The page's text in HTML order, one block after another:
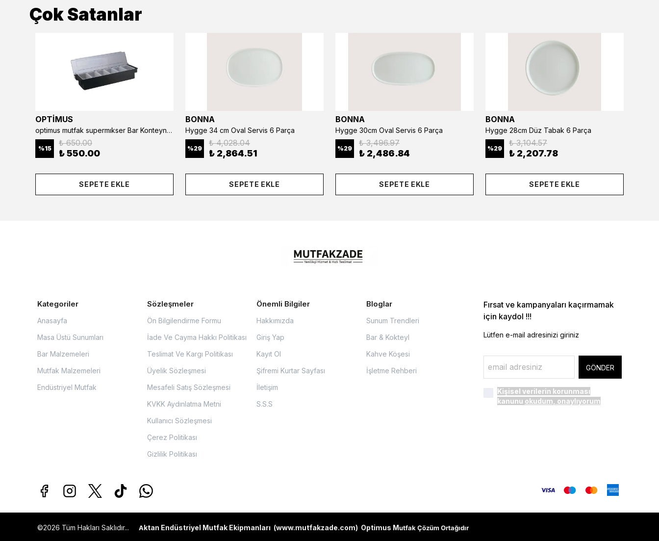
Çok Satanlar
OPTİMUS
optimus mutfak supermıkser Bar Konteyner 6'lı 50×16×9 cm Kapaklı Polikarbon Organizer Bar & Kafe
%15
₺ 650.00
₺ 550.00
SEPETE EKLE
BONNA
Hygge 34 cm Oval Servis 6 Parça
%29
₺ 4,028.04
₺ 2,864.51
SEPETE EKLE
BONNA
Hygge 30cm Oval Servis 6 Parça
%29
₺ 3,496.97
₺ 2,486.84
SEPETE EKLE
BONNA
Hygge 28cm Düz Tabak 6 Parça
%29
₺ 3,104.57
₺ 2,207.78
SEPETE EKLE
Kategoriler
Anasayfa
Masa Üstü Sunumları
Bar Malzemeleri
Mutfak Malzemeleri
Endüstriyel Mutfak
Sözleşmeler
Ön Bilgilendirme Formu
İade Ve Cayma Hakkı Politikası
Teslimat Ve Kargı Politikası
Üyelik Sözleşmesi
Mesafeli Satış Sözleşmesi
KVKK Aydınlatma Metni
Kullanıcı Sözleşmesi
Çerez Politikası
Gizlilik Politikası
Önemli Bilgiler
Hakkımızda
Giriş Yap
Kayıt Ol
Şifremi Kurtar Sayfası
İletişim
S.S.S
Bloglar
Sunum Trendleri
Bar & Kokteyl
Kahve Köşesi
İşletme Rehberi
Fırsat ve kampanyaları kaçırmamak
için kaydol !!!
Lütfen e-mail adresinizi giriniz
GÖNDER
Kişisel verilerin korunması
kanunu okudum, onaylıyorum
©2026 Tüm Hakları Saklıdır... Aktan Endüstriyel Mutfak Ekipmanları (www.mutfakzade.com) Optimus Mutfak Çözüm Ortağıdır